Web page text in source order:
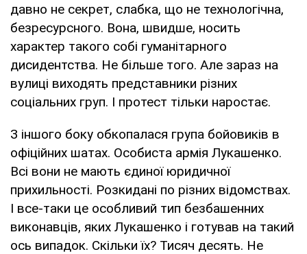
давно не секрет, слабка, що не технологічна,
безресурсного. Вона, швидше, носить
характер такого собі гуманітарного
дисидентства. Не більше того. Але зараз на
вулиці виходять представники різних
соціальних груп. І протест тільки наростає.
З іншого боку обкопалася група бойовиків в
офіційних шатах. Особиста армія Лукашенко.
Всі вони не мають єдиної юридичної
прихильності. Розкидані по різних відомствах.
І все-таки це особливий тип безбашенних
виконавців, яких Лукашенко і готував на такий
ось випадок. Скільки їх? Тисяч десять. Не